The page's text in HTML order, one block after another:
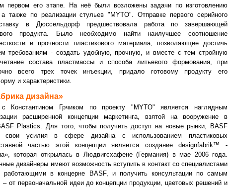
первом его этапе. На неё были возложены задачи по изготовлению
также по реализации стульев "MYTO". Отправке первого серийного
в Дюссельдорф предшествовала работа по завершающей
продукта. Было необходимо найти наилучшее соотношение
и прочности пластикового материала, позволяющее достичь
требованиям - создать удобную, прочную, и вместе с тем стройную
состава пластмассы и способа литьевого формования, при
всего трех точек инъекции, придало готовому продукту его
и характеристики.
дизайна»
с Константином Грчиком по проекту "MYTO" является наглядным
расширенной концепции маркетинга, взятой на вооружение в
Plastics. Для того, чтобы получить доступ на новые рынки, BASF
свои усилия в сфере дизайна с использованием пластиковых
частью этой концепции является создание designfabrik™ -
которая открылась в Людвигсхафене (Германия) в мае 2006 года.
дизайнеры имеют возможность вступить в контакт со специалистами
работающими в концерне BASF, и получить консультации по самым
от первоначальной идеи до концепции продукции, цветовых решений и